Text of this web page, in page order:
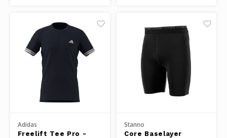
Adidas
Freelift Tee Pro -
Stanno
Core Baselayer